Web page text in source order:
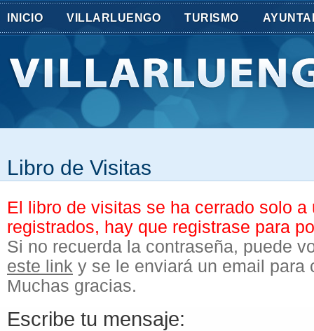
INICIO VILLARLUENGO TURISMO
Libro de Visitas
El libro de visitas se ha cerrado solo a
registrados, hay que registrase para
Si no recuerda la contraseña, puede
este link y se le enviará un email para
Muchas gracias.
Escribe tu mensaje: